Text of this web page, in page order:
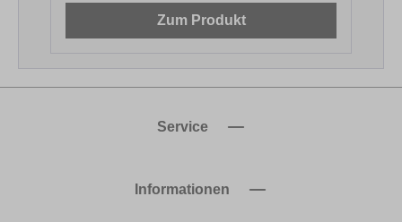
Zum Produkt
Service
Informationen